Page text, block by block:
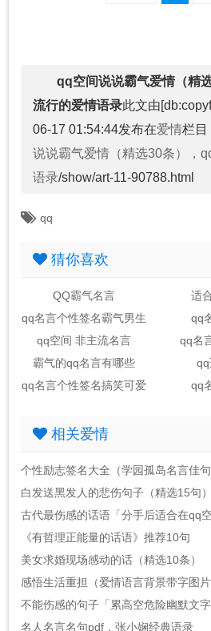
qq空间说说霸气爱情（精
流行的爱情语录此文由
06-17 01:54:44发布在爱情栏目
说说霸气爱情（精选30条），
语录/show/art-11-90788.html
qq
猜你喜欢
QQ霸气名言
适
qq名言个性签名霸气男生
qq
qq空间 非主流名言
qq名
霸气的qq名言有哪些
qq名言个性签名搞笑可爱
qq
相关爱情
个性励志签名大全（学园孤岛名言佳句
白发送黑发人的悲伤句子（精选15句）
《有哲理正能量的话语》推荐10句
美女求婚现场感动的话（精选10条）
感悟生活重担（爱情语言背景带字图片
不能伤感的句子「累高空危险幽默文字
名人名言名句pdf，张小娴经典语录